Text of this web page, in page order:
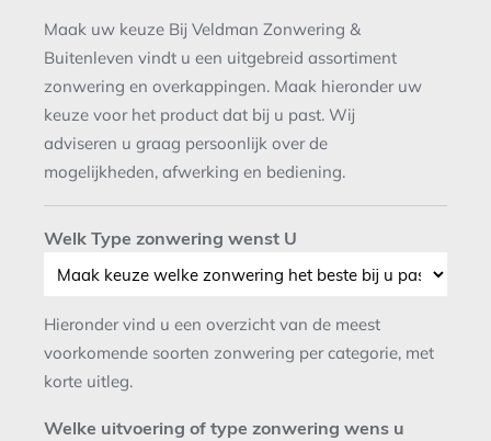
Maak uw keuze Bij Veldman Zonwering &
Buitenleven vindt u een uitgebreid assortiment
zonwering en overkappingen. Maak hieronder uw
keuze voor het product dat bij u past. Wij
adviseren u graag persoonlijk over de
mogelijkheden, afwerking en bediening.
Welk Type zonwering wenst U
Hieronder vind u een overzicht van de meest
voorkomende soorten zonwering per categorie, met
korte uitleg.
Welke uitvoering of type zonwering wens u